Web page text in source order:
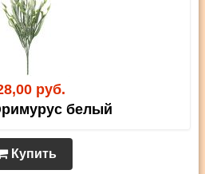
руб.
белый
Купить